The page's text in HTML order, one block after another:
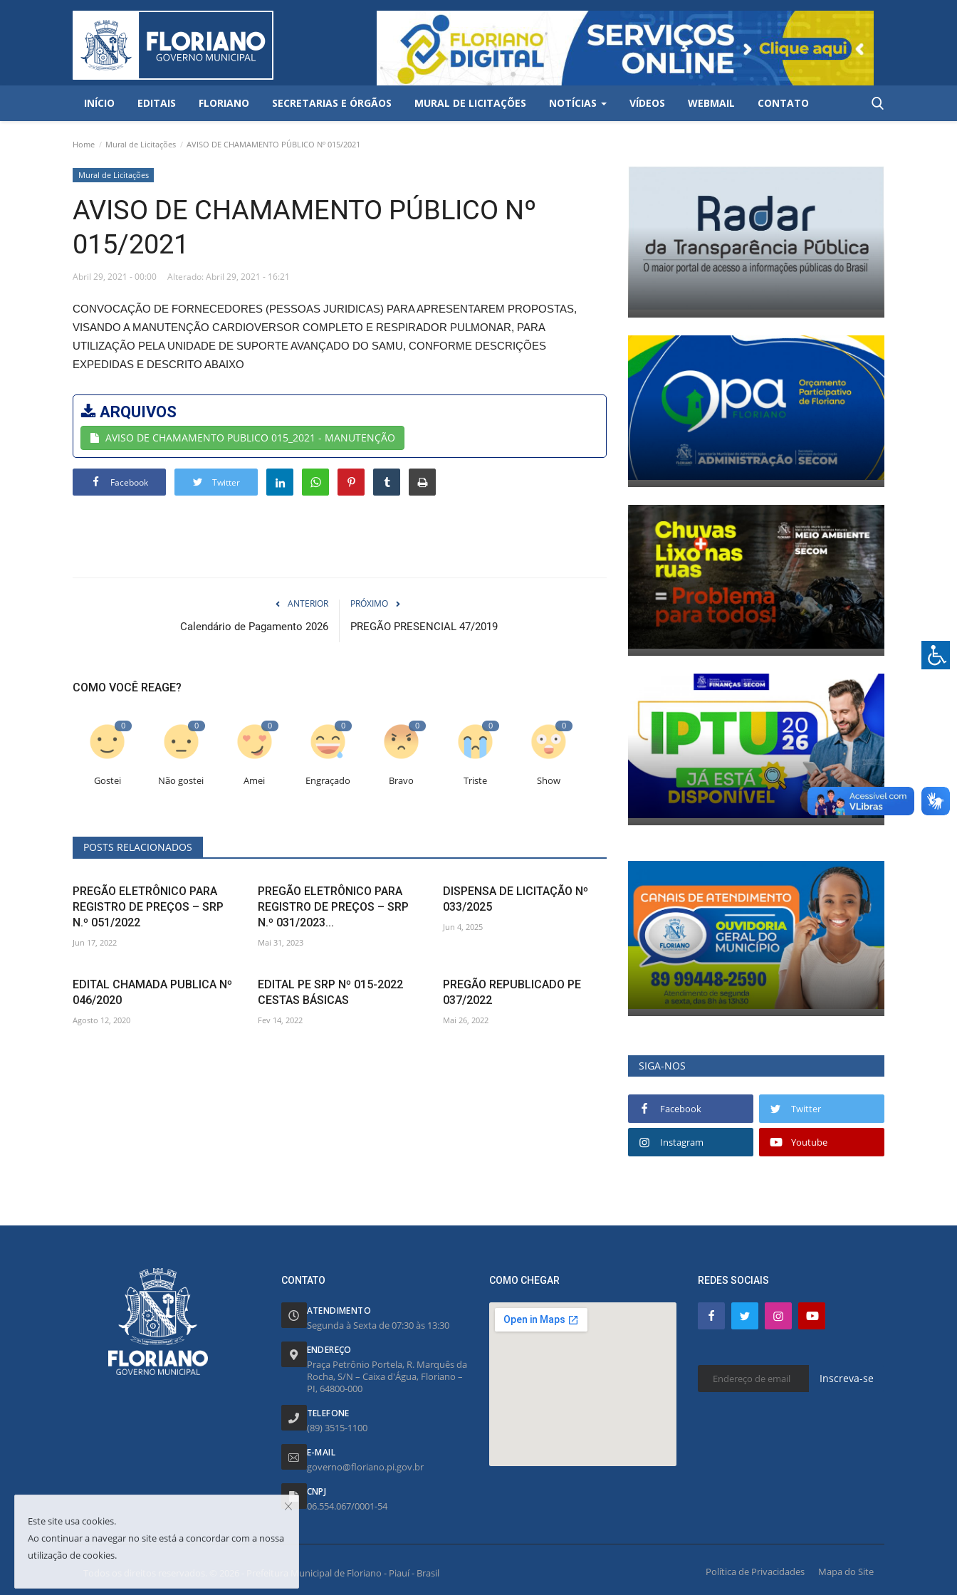
INÍCIO EDITAIS FLORIANO SECRETARIAS E ÓRGÃOS MURAL DE LICITAÇÕES NOTÍCIAS VÍDEOS WEBMAIL CONTATO
Home Mural de Licitações AVISO DE CHAMAMENTO PÚBLICO Nº 015/2021
Mural de Licitações
AVISO DE CHAMAMENTO PÚBLICO Nº
015/2021
Abril 29, 2021 - 00:00 Alterado: Abril 29, 2021 - 16:21
CONVOCAÇÃO DE FORNECEDORES (PESSOAS JURIDICAS) PARA APRESENTAREM PROPOSTAS,
VISANDO A MANUTENÇÃO CARDIOVERSOR COMPLETO E RESPIRADOR PULMONAR, PARA
UTILIZAÇÃO PELA UNIDADE DE SUPORTE AVANÇADO DO SAMU, CONFORME DESCRIÇÕES
EXPEDIDAS E DESCRITO ABAIXO
ARQUIVOS
AVISO DE CHAMAMENTO PUBLICO 015_2021 - MANUTENÇÃO
Facebook Twitter
ANTERIOR
Calendário de Pagamento 2026
PRÓXIMO
PREGÃO PRESENCIAL 47/2019
COMO VOCÊ REAGE?
0
Gostei
0
Não gostei
0
Amei
0
Engraçado
0
Bravo
0
Triste
0
Show
POSTS RELACIONADOS
PREGÃO ELETRÔNICO PARA
REGISTRO DE PREÇOS – SRP
N.º 051/2022
Jun 17, 2022
PREGÃO ELETRÔNICO PARA
REGISTRO DE PREÇOS – SRP
N.º 031/2023...
Mai 31, 2023
DISPENSA DE LICITAÇÃO Nº
033/2025
Jun 4, 2025
EDITAL CHAMADA PUBLICA Nº
046/2020
Agosto 12, 2020
EDITAL PE SRP Nº 015-2022
CESTAS BÁSICAS
Fev 14, 2022
PREGÃO REPUBLICADO PE
037/2022
Mai 26, 2022
SIGA-NOS
Facebook Twitter
Instagram Youtube
CONTATO
ATENDIMENTO
Segunda à Sexta de 07:30 às 13:30
ENDEREÇO
Praça Petrônio Portela, R. Marquês da
Rocha, S/N – Caixa d'Água, Floriano –
PI, 64800-000
TELEFONE
(89) 3515-1100
E-MAIL
governo@floriano.pi.gov.br
CNPJ
06.554.067/0001-54
COMO CHEGAR REDES SOCIAIS
Inscreva-se
Todos os direitos reservados. © 2026 - Prefeitura Municipal de Floriano - Piauí - Brasil Política de Privacidades Mapa do Site
Este site usa cookies.
Ao continuar a navegar no site está a concordar com a nossa
utilização de cookies.